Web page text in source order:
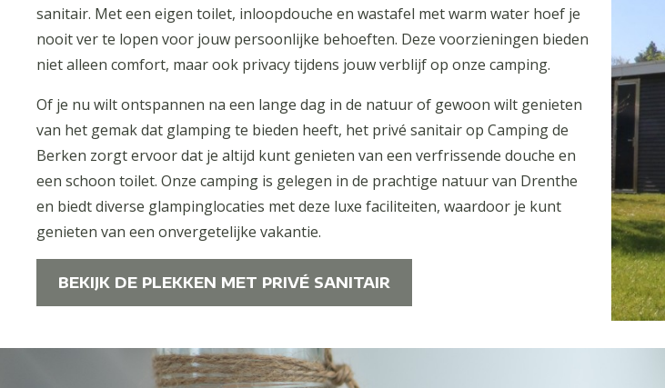
sanitair. Met een eigen toilet, inloopdouche en wastafel met warm water hoef je
nooit ver te lopen voor jouw persoonlijke behoeften. Deze voorzieningen bieden
niet alleen comfort, maar ook privacy tijdens jouw verblijf op onze camping.
Of je nu wilt ontspannen na een lange dag in de natuur of gewoon wilt genieten
van het gemak dat glamping te bieden heeft, het privé sanitair op Camping de
Berken zorgt ervoor dat je altijd kunt genieten van een verfrissende douche en
een schoon toilet. Onze camping is gelegen in de prachtige natuur van Drenthe
en biedt diverse glampinglocaties met deze luxe faciliteiten, waardoor je kunt
genieten van een onvergetelijke vakantie.
BEKIJK DE PLEKKEN MET PRIVÉ SANITAIR